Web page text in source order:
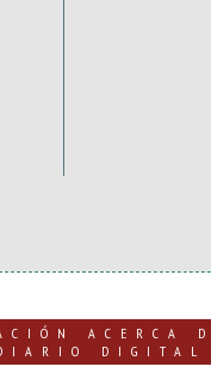
ACERCA
DIGITAL